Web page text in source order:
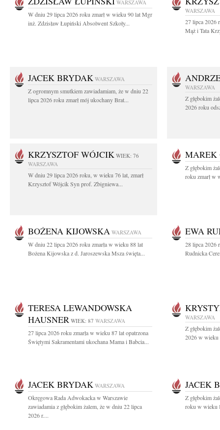
WARSZAWA
W dniu 29 lipca 2026 roku zmarł w wieku 90 lat Mgr
inż. Zdzisław Łupiński Absolwent Szkoły...
WARSZAWA
27 lipca 2026
Mąż i Tata
JACEK BRYDAK WARSZAWA
Z ogromnym smutkiem zawiadamiam, że w dniu 22
lipca 2026 roku zmarł mój ukochany Brat...
WARSZAWA
Z głębokim
2026 roku
KRZYSZTOF WÓJCIK WIEK: 76
WARSZAWA
W dniu 29 lipca 2026 roku, w wieku 76 lat, zmarł
Krzysztof Wójcik Syn prof. Zbigniewa...
MAREK
Z głębokim
roku zmarł w
BOŻENA KIJOWSKA WARSZAWA
W dniu 22 lipca 2026 roku zmarła w wieku 88 lat
Bożena Kijowska z d. Jaroszewska Msza święta...
EWA
28 lipca 2026
Rudnicka
TERESA LEWANDOWSKA
HAUSNER WIEK: 87 WARSZAWA
27 lipca 2026 roku zmarła w wieku 87 lat opatrzona
Świętymi Sakramentami ukochana Mama i Babcia...
WARSZAWA
Z głębokim
2026 w wieku
JACEK BRYDAK WARSZAWA
Okręgowa Rada Adwokacka w Warszawie
zawiadamia z głębokim żalem, że w dniu 22 lipca
2026 r....
JACEK
Z głębokim
roku w wieku